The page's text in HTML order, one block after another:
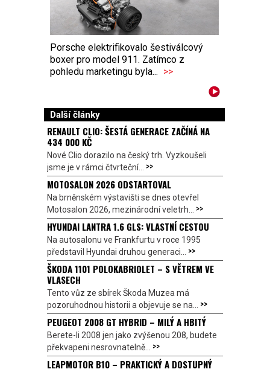
Porsche elektrifikovalo šestiválcový
boxer pro model 911. Zatímco z
pohledu marketingu byla... >>
Další články
RENAULT CLIO: ŠESTÁ GENERACE ZAČÍNÁ NA
434 000 KČ
Nové Clio dorazilo na český trh. Vyzkoušeli
jsme je v rámci čtvrteční... >>
MOTOSALON 2026 ODSTARTOVAL
Na brněnském výstavišti se dnes otevřel
Motosalon 2026, mezinárodní veletrh... >>
HYUNDAI LANTRA 1.6 GLS: VLASTNÍ CESTOU
Na autosalonu ve Frankfurtu v roce 1995
představil Hyundai druhou generaci... >>
ŠKODA 1101 POLOKABRIOLET – S VĚTREM VE
VLASECH
Tento vůz ze sbírek Škoda Muzea má
pozoruhodnou historii a objevuje se na... >>
PEUGEOT 2008 GT HYBRID – MILÝ A HBITÝ
Berete-li 2008 jen jako zvýšenou 208, budete
překvapeni nesrovnatelně... >>
LEAPMOTOR B10 – PRAKTICKÝ A DOSTUPNÝ